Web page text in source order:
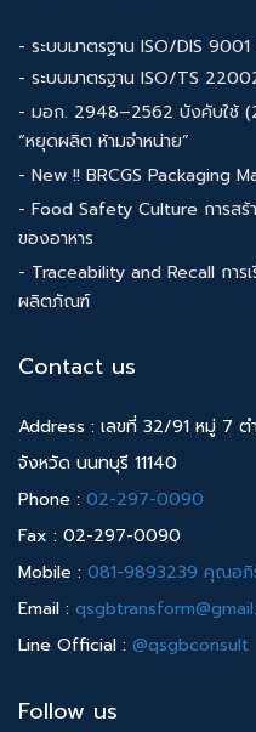
- ระบบมาตรฐาน ISO/DIS 9001
- ระบบมาตรฐาน ISO/TS
- มอก. 2948–2562 บังคับใช้
“หยุดผลิต ห้ามจำหน่าย”
- New !! BRCGS Packaging
- Food Safety Culture การส
ของอาหาร
- Traceability and Recall การ
ผลิตภัณฑ์
Contact us
Address : เลขที่ 32/91 หมู่ 7
จังหวัด นนทบุรี 11140
Phone : 02-297-0090
Fax : 02-297-0090
Mobile : 081-9893239 คุณอ
Email :
Line Official : @qsgbconsult
Follow us